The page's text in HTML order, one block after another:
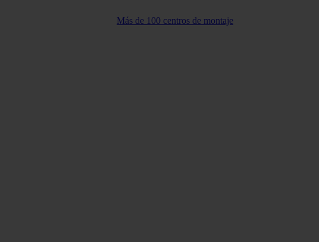
Más de 100 centros de montaje